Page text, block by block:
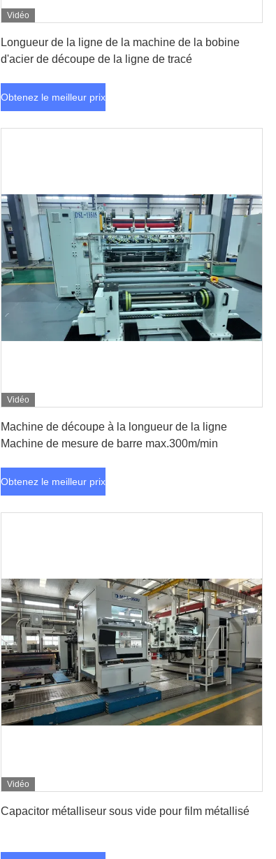
Vidéo
Longueur de la ligne de la machine de la bobine
d'acier de découpe de la ligne de tracé
Obtenez le meilleur prix
Vidéo
Machine de découpe à la longueur de la ligne
Machine de mesure de barre max.300m/min
Obtenez le meilleur prix
Vidéo
Capacitor métalliseur sous vide pour film métallisé